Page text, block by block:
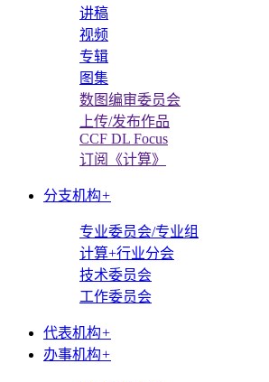
讲稿
视频
专辑
图集
数图编审委员会
上传/发布作品
CCF DL Focus
订阅《计算》
分支机构+
专业委员会/专业组
计算+行业分会
技术委员会
工作委员会
代表机构+
办事机构+